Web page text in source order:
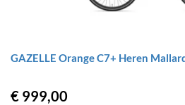
GAZELLE Orange C7+ Heren
€ 999,00